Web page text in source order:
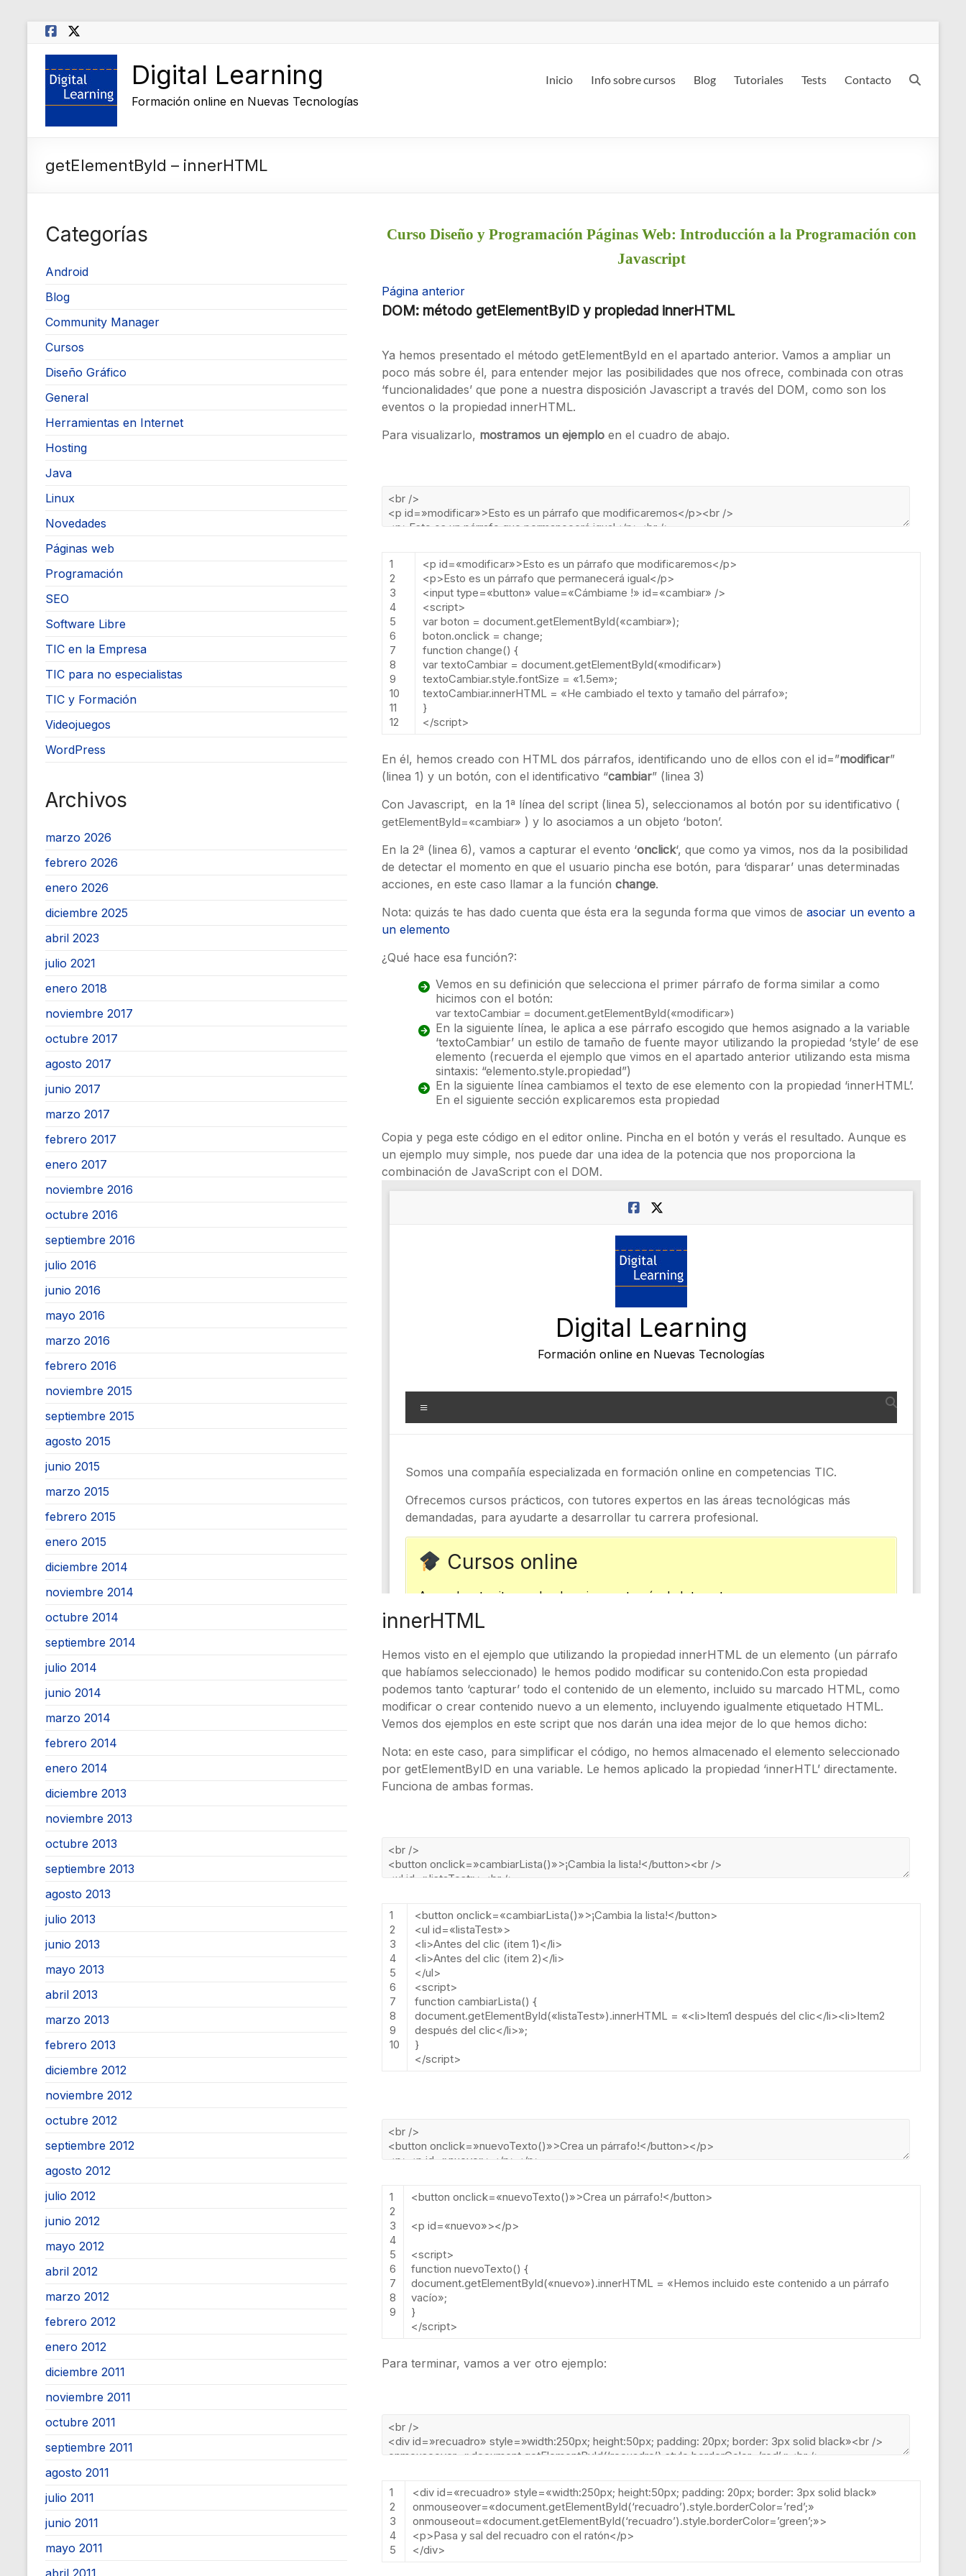
Saltar
contenido
Digital Learning
Formación online en Nuevas Tecnologías
Inicio Info sobre cursos Blog Tutoriales Tests Contacto
getElementById – innerHTML
Curso Diseño y Programación Páginas Web: Introducción a la Programación con
Javascript
Página anterior
DOM: método getElementByID y propiedad innerHTML
Ya hemos presentado el método getElementById en el apartado anterior. Vamos a ampliar un
poco más sobre él, para entender mejor las posibilidades que nos ofrece, combinada con otras
‘funcionalidades’ que pone a nuestra disposición Javascript a través del DOM, como son los
eventos o la propiedad innerHTML.
Para visualizarlo, mostramos un ejemplo en el cuadro de abajo.
1
2
3
4
5
6
7
8
9
10
11
12
<p id=«modificar»>Esto es un párrafo que modificaremos</p>
<p>Esto es un párrafo que permanecerá igual</p>
<input type=«button» value=«Cámbiame !» id=«cambiar» />
<script>
var boton = document.getElementById(«cambiar»);
boton.onclick = change;
function change() {
var textoCambiar = document.getElementById(«modificar»)
textoCambiar.style.fontSize = «1.5em»;
textoCambiar.innerHTML = «He cambiado el texto y tamaño del párrafo»;
}
</script>
En él, hemos creado con HTML dos párrafos, identificando uno de ellos con el id=”modificar”
(linea 1) y un botón, con el identificativo “cambiar” (linea 3)
Con Javascript, en la 1ª línea del script (linea 5), seleccionamos al botón por su identificativo (
getElementById=«cambiar» ) y lo asociamos a un objeto ‘boton’.
En la 2ª (linea 6), vamos a capturar el evento ‘onclick‘, que como ya vimos, nos da la posibilidad
de detectar el momento en que el usuario pincha ese botón, para ‘disparar’ unas determinadas
acciones, en este caso llamar a la función change.
Nota: quizás te has dado cuenta que ésta era la segunda forma que vimos de asociar un evento a
un elemento
¿Qué hace esa función?:
Vemos en su definición que selecciona el primer párrafo de forma similar a como
hicimos con el botón:
var textoCambiar = document.getElementById(«modificar»)
En la siguiente línea, le aplica a ese párrafo escogido que hemos asignado a la variable
‘textoCambiar’ un estilo de tamaño de fuente mayor utilizando la propiedad ‘style’ de ese
elemento (recuerda el ejemplo que vimos en el apartado anterior utilizando esta misma
sintaxis: “elemento.style.propiedad”)
En la siguiente línea cambiamos el texto de ese elemento con la propiedad ‘innerHTML’.
En el siguiente sección explicaremos esta propiedad
Copia y pega este código en el editor online. Pincha en el botón y verás el resultado. Aunque es
un ejemplo muy simple, nos puede dar una idea de la potencia que nos proporciona la
combinación de JavaScript con el DOM.
innerHTML
Hemos visto en el ejemplo que utilizando la propiedad innerHTML de un elemento (un párrafo
que habíamos seleccionado) le hemos podido modificar su contenido.Con esta propiedad
podemos tanto ‘capturar’ todo el contenido de un elemento, incluido su marcado HTML, como
modificar o crear contenido nuevo a un elemento, incluyendo igualmente etiquetado HTML.
Vemos dos ejemplos en este script que nos darán una idea mejor de lo que hemos dicho:
Nota: en este caso, para simplificar el código, no hemos almacenado el elemento seleccionado
por getElementByID en una variable. Le hemos aplicado la propiedad ‘innerHTL’ directamente.
Funciona de ambas formas.
1
2
3
4
5
6
7
8
9
10
<button onclick=«cambiarLista()»>¡Cambia la lista!</button>
<ul id=«listaTest»>
<li>Antes del clic (item 1)</li>
<li>Antes del clic (item 2)</li>
</ul>
<script>
function cambiarLista() {
document.getElementById(«listaTest»).innerHTML = «<li>Item1 después del clic</li><li>Item2
después del clic</li>»;
}
</script>
1
2
3
4
5
6
7
8
9
<button onclick=«nuevoTexto()»>Crea un párrafo!</button>
<p id=«nuevo»></p>
<script>
function nuevoTexto() {
document.getElementById(«nuevo»).innerHTML = «Hemos incluido este contenido a un párrafo
vacío»;
}
</script>
Para terminar, vamos a ver otro ejemplo:
1
2
3
4
5
<div id=«recuadro» style=«width:250px; height:50px; padding: 20px; border: 3px solid black»
onmouseover=«document.getElementById(‘recuadro’).style.borderColor=’red’;»
onmouseout=«document.getElementById(‘recuadro’).style.borderColor=’green’;»>
<p>Pasa y sal del recuadro con el ratón</p>
</div>
Categorías
Android
Blog
Community Manager
Cursos
Diseño Gráfico
General
Herramientas en Internet
Hosting
Java
Linux
Novedades
Páginas web
Programación
SEO
Software Libre
TIC en la Empresa
TIC para no especialistas
TIC y Formación
Videojuegos
WordPress
Archivos
marzo 2026
febrero 2026
enero 2026
diciembre 2025
abril 2023
julio 2021
enero 2018
noviembre 2017
octubre 2017
agosto 2017
junio 2017
marzo 2017
febrero 2017
enero 2017
noviembre 2016
octubre 2016
septiembre 2016
julio 2016
junio 2016
mayo 2016
marzo 2016
febrero 2016
noviembre 2015
septiembre 2015
agosto 2015
junio 2015
marzo 2015
febrero 2015
enero 2015
diciembre 2014
noviembre 2014
octubre 2014
septiembre 2014
julio 2014
junio 2014
marzo 2014
febrero 2014
enero 2014
diciembre 2013
noviembre 2013
octubre 2013
septiembre 2013
agosto 2013
julio 2013
junio 2013
mayo 2013
abril 2013
marzo 2013
febrero 2013
diciembre 2012
noviembre 2012
octubre 2012
septiembre 2012
agosto 2012
julio 2012
junio 2012
mayo 2012
abril 2012
marzo 2012
febrero 2012
enero 2012
diciembre 2011
noviembre 2011
octubre 2011
septiembre 2011
agosto 2011
julio 2011
junio 2011
mayo 2011
abril 2011